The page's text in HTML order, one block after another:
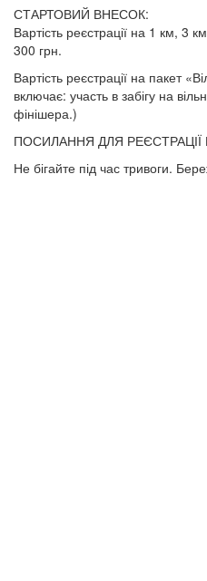
СТАРТОВИЙ ВНЕСОК:
Вартість реєстрації на 1 км, 3
300 грн.
Вартість реєстрації на пакет
включає: участь в забігу на
фінішера.)
ПОСИЛАННЯ ДЛЯ
Не бігайте під час тривоги.